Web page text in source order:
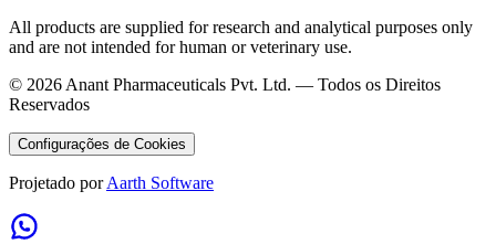
All products are supplied for research and analytical purposes only
and are not intended for human or veterinary use.
© 2026 Anant Pharmaceuticals Pvt. Ltd. — Todos os Direitos
Reservados
Configurações de Cookies
Projetado por Aarth Software